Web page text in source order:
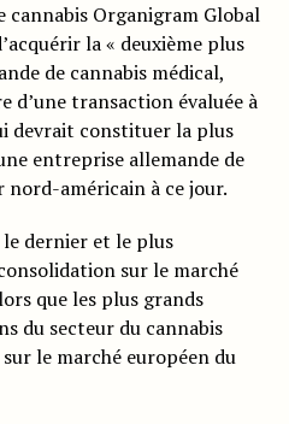
cannabis Organigram Global
la « deuxième plus
de cannabis médical,
d’une transaction évaluée à
devrait constituer la plus
entreprise allemande de
américain à ce jour.
dernier et le plus
sur le marché
que les plus grands
du secteur du cannabis
le marché européen du